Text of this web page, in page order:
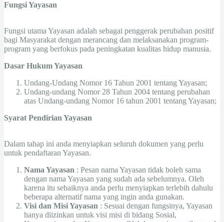
Fungsi Yayasan
Fungsi utama Yayasan adalah sebagai penggerak perubahan positif
bagi Masyarakat dengan merancang dan melaksanakan program-
program yang berfokus pada peningkatan kualitas hidup manusia.
Dasar Hukum Yayasan
Undang-Undang Nomor 16 Tahun 2001 tentang Yayasan;
Undang-undang Nomor 28 Tahun 2004 tentang perubahan
atas Undang-undang Nomor 16 tahun 2001 tentang Yayasan;
Syarat Pendirian Yayasan
Dalam tahap ini anda menyiapkan seluruh dokumen yang perlu
untuk pendaftaran Yayasan.
Nama Yayasan : Pesan nama Yayasan tidak boleh sama
dengan nama Yayasan yang sudah ada sebelumnya. Oleh
karena itu sebaiknya anda perlu menyiapkan terlebih dahulu
beberapa alternatif nama yang ingin anda gunakan.
Visi dan Misi Yayasan : Sesuai dengan fungsinya, Yayasan
hanya diizinkan untuk visi misi di bidang Sosial,